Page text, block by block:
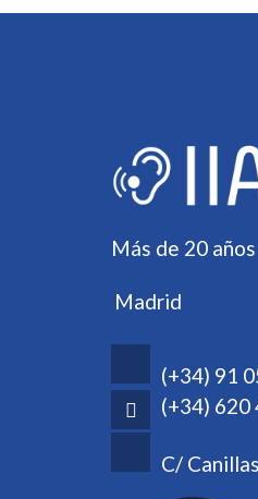
Más de 20
Madrid
(+34) 91
(+34) 620
C/